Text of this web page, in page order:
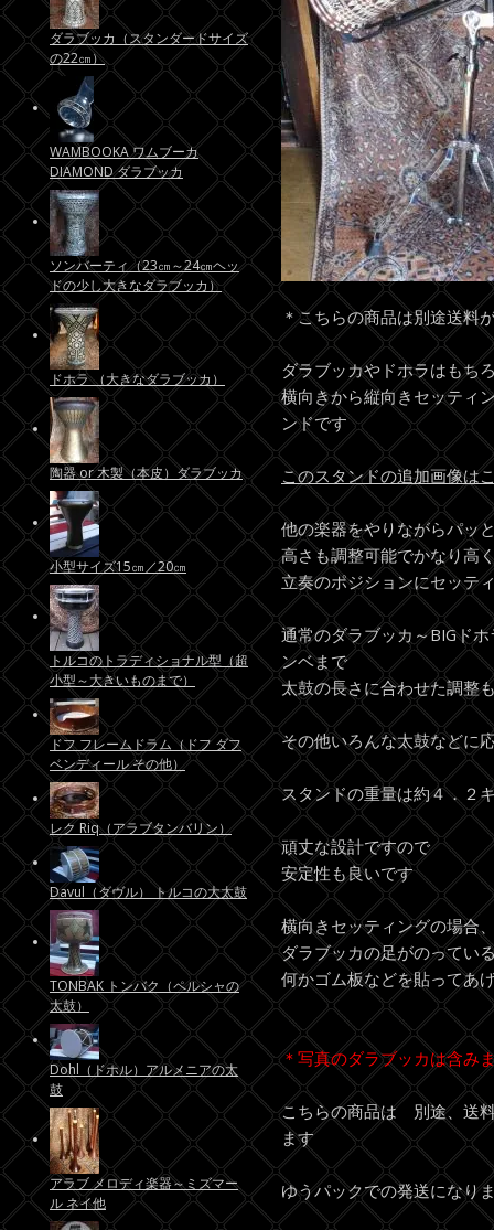
＊こちらの商品は別途送料
ダラブッカやドホラはもち
横向きから縦向きセッティ
ンドです
このスタンドの追加画像は
他の楽器をやりながらパッ
高さも調整可能でかなり高
立奏のポジションにセッテ
通常のダラブッカ～BIGド
ンベまで
太鼓の長さに合わせた調整
その他いろんな太鼓などに
スタンドの重量は約４．２
頑丈な設計ですので
安定性も良いです
横向きセッティングの場合
ダラブッカの足がのってい
何かゴム板などを貼ってあ
＊写真のダラブッカは含み
こちらの商品は 別途、送
ます
ゆうパックでの発送になり
ダラブッカ（スタンダードサイズ
の22㎝）
WAMBOOKA ワムブーカ
DIAMOND ダラブッカ
ソンバーティ（23㎝～24㎝ヘッ
ドの少し大きなダラブッカ）
ドホラ （大きなダラブッカ）
陶器 or 木製（本皮）ダラブッカ
小型サイズ15㎝／20㎝
トルコのトラディショナル型（超
小型～大きいものまで）
ドフ フレームドラム（ドフ ダフ
ベンディール その他）
レク Riq（アラブタンバリン）
Davul（ダヴル） トルコの大太鼓
TONBAK トンバク（ペルシャの
太鼓）
Dohl（ドホル）アルメニアの太
鼓
アラブ メロディ楽器～ミズマー
ル ネイ他